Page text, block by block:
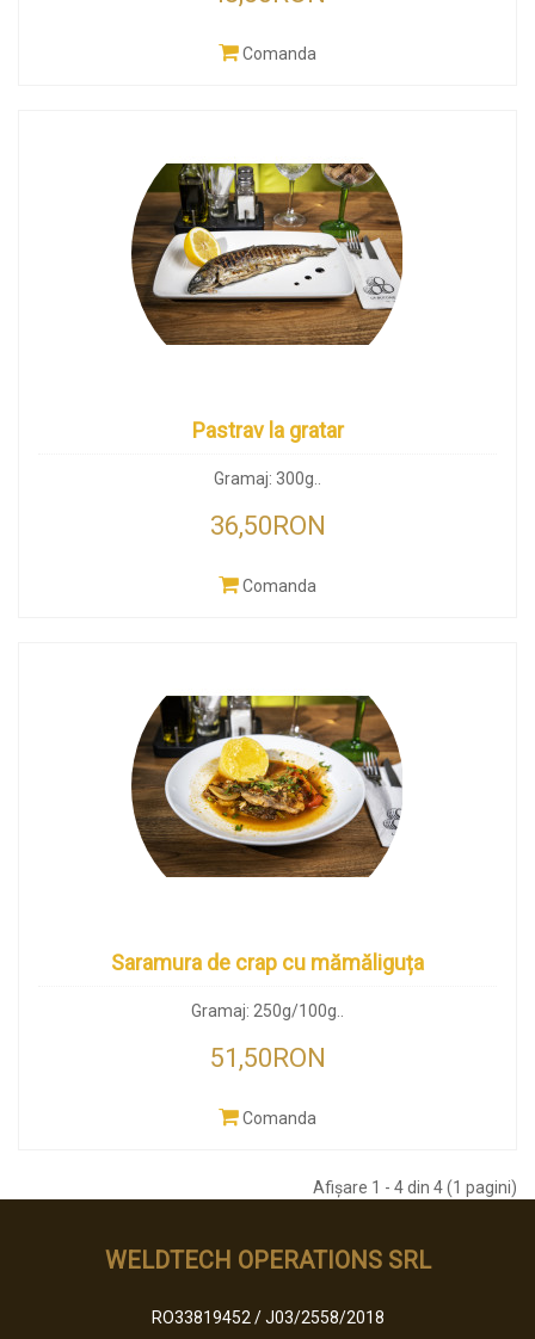
Comanda
Pastrav la gratar
Gramaj: 300g..
36,50RON
Comanda
Saramura de crap cu mămăliguța
Gramaj: 250g/100g..
51,50RON
Comanda
Afişare 1 - 4 din 4 (1 pagini)
WELDTECH OPERATIONS SRL
RO33819452 / J03/2558/2018